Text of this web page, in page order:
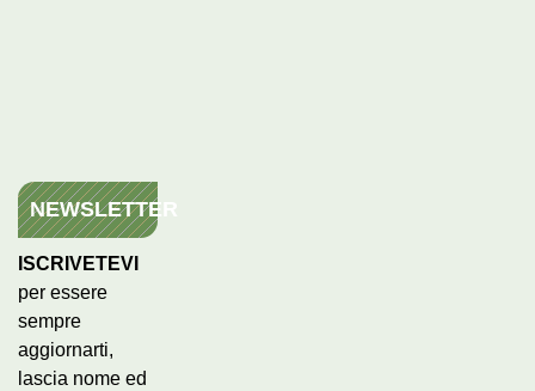
NEWSLETTER
ISCRIVETEVI
per essere
sempre
aggiornarti,
lascia nome ed